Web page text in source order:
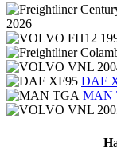
2026
DAF
MAN